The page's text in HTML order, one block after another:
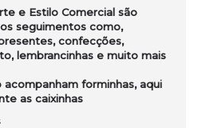
e Estilo Comercial são
seguimentos como,
confecções,
lembrancinhas e muito mais
acompanham forminhas, aqui
as caixinhas